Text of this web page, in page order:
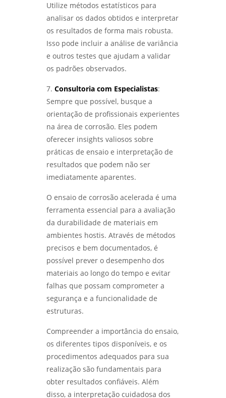
Utilize métodos estatísticos para
analisar os dados obtidos e interpretar
os resultados de forma mais robusta.
Isso pode incluir a análise de variância
e outros testes que ajudam a validar
os padrões observados.
7. Consultoria com Especialistas:
Sempre que possível, busque a
orientação de profissionais experientes
na área de corrosão. Eles podem
oferecer insights valiosos sobre
práticas de ensaio e interpretação de
resultados que podem não ser
imediatamente aparentes.
O ensaio de corrosão acelerada é uma
ferramenta essencial para a avaliação
da durabilidade de materiais em
ambientes hostis. Através de métodos
precisos e bem documentados, é
possível prever o desempenho dos
materiais ao longo do tempo e evitar
falhas que possam comprometer a
segurança e a funcionalidade de
estruturas.
Compreender a importância do ensaio,
os diferentes tipos disponíveis, e os
procedimentos adequados para sua
realização são fundamentais para
obter resultados confiáveis. Além
disso, a interpretação cuidadosa dos